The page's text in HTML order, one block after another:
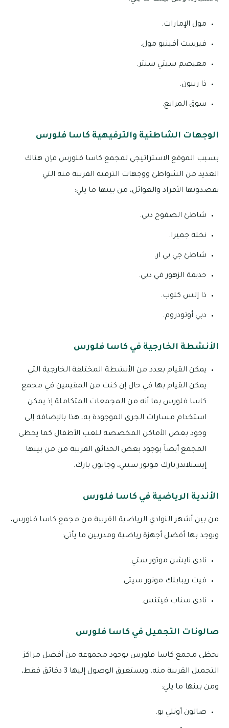
مول الإمارات.
فيرست أفينيو مول.
معيصم سيتي سنتر.
ذا ريبون.
سوق المرابع.
الوجهات الشاطئية والترفيهية كاسا فلورس
بسبب الموقع الاستراتيجي لمجمع كاسا فلورس فإن هناك
العديد من الشواطئ ووجهات الترفيه القريبة منه التي
يقصدونها الأفراد والعوائل، من بينها ما يلي:
شاطئ الصفوح دبي.
نخلة جميرا.
شاطئ جي بي ار.
حديقة الزهور في دبي.
ذا إلس كلوب.
دبي أوتودروم.
الأنشطة الخارجية في كاسا فلورس
يمكن القيام بعدد من الأنشطة المختلفة الخارجية التي
يمكن القيام بها في حال إن كنت من المقيمين في مجمع
كاسا فلورس بما أنه من المجمعات المتكاملة إذ يمكن
استخدام مسارات الجري الموجودة به، هذا بالإضافة إلى
وجود بعض الأماكن المخصصة للعب الأطفال كما يحظى
المجمع أيضاً بوجود بعض الحدائق القريبة من من بينها
إيستلاندز بارك موتور سيتي، وجاتون بارك.
الأندية الرياضية في كاسا فلورس
من بين أشهر النوادي الرياضية القريبة من مجمع كاسا فلورس،
ويوجد بها أفضل أجهزة رياضية ومدربين ما يأتي:
نادي نايشن موتور ستي.
فيت ريبابلك موتور سيتي.
نادي سناب فيتنس.
صالونات التجميل في كاسا فلورس
يحظى مجمع كاسا فلورس بوجود مجموعة من أفضل مراكز
التجميل القريبة منه، ويستغرق الوصول إليها 3 دقائق فقط،
ومن بينها ما يلي:
صالون أونلي يو.